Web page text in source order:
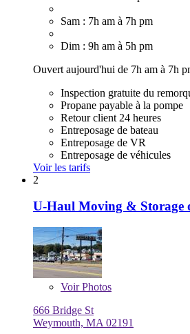
Sam : 7h am à 7h pm
Dim : 9h am à 5h pm
Ouvert aujourd'hui de 7h am à 7h
Inspection gratuite du
Propane payable à la pompe
Retour client 24 heures
Entreposage de bateau
Entreposage de VR
Entreposage de véhicules
Voir les tarifs
2
U-Haul Moving & Storage
VoirPhotos
666 Bridge St
Weymouth, MA 02191